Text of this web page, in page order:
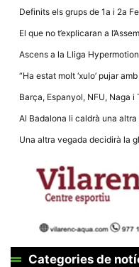
Definits els grups de 1a i 2a
El que no t’explicaran a
Ascens a la Lliga
“Ha estat molt ‘xulo’ pujar
Barça, Espanyol, NFU, Naga
Al Badalona li caldrà una
Una altra vegada decidirà la
Categories de